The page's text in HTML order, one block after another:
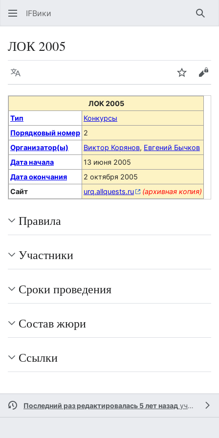
IFВики
ЛОК 2005
Язык Следить
ЛОК 2005
Тип
Конкурсы
Порядковый номер 2
Организатор(ы)
Виктор Корянов, Евгений Бычков
Дата начала
13 июня 2005
Дата окончания
2 октября 2005
Сайт
urq.allquests.ru (архивная копия)
Правила
Участники
Сроки проведения
Состав жюри
Ссылки
Последний раз редактировалась 5 лет назад участником